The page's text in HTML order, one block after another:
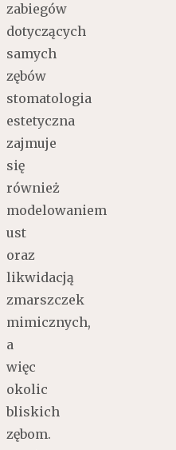
zabiegów
dotyczących
samych
zębów
stomatologia
estetyczna
zajmuje
się
również
modelowaniem
ust
oraz
likwidacją
zmarszczek
mimicznych,
a
więc
okolic
bliskich
zębom.